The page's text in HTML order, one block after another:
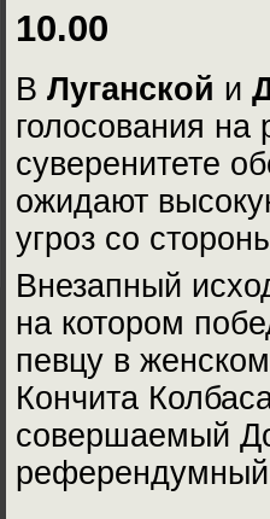
10.00
В Луганской и
голосования
суверенитете
ожидают
угроз со
Внезапный
на котором
певцу в
Кончита
совершаемый
референдумный